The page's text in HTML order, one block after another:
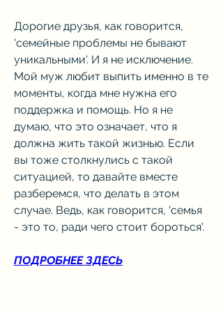
Дорогие друзья, как говорится,
'семейные проблемы не бывают
уникальными'. И я не исключение.
Мой муж любит выпить именно в те
моменты, когда мне нужна его
поддержка и помощь. Но я не
думаю, что это означает, что я
должна жить такой жизнью. Если
вы тоже столкнулись с такой
ситуацией, то давайте вместе
разберемся, что делать в этом
случае. Ведь, как говорится, 'семья
- это то, ради чего стоит бороться'.
ПОДРОБНЕЕ ЗДЕСЬ